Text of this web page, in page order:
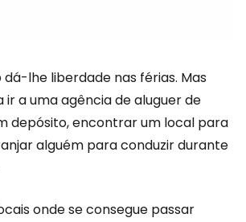
lhe liberdade nas férias. Mas
a uma agência de aluguer de
depósito, encontrar um local para
alguém para conduzir durante
onde se consegue passar